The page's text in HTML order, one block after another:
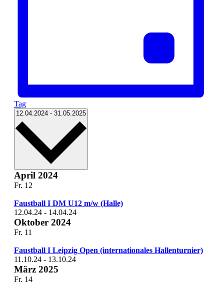
Tag
12.04.2024 - 31.05.2025 Datum
April 2024
Fr. 12
Faustball I DM U12 m/w (Halle)
12.04.24- 14.04.24
Oktober 2024
Fr. 11
Faustball I Leipzig Open (internationales Hallenturnier)
11.10.24- 13.10.24
März 2025
Fr. 14